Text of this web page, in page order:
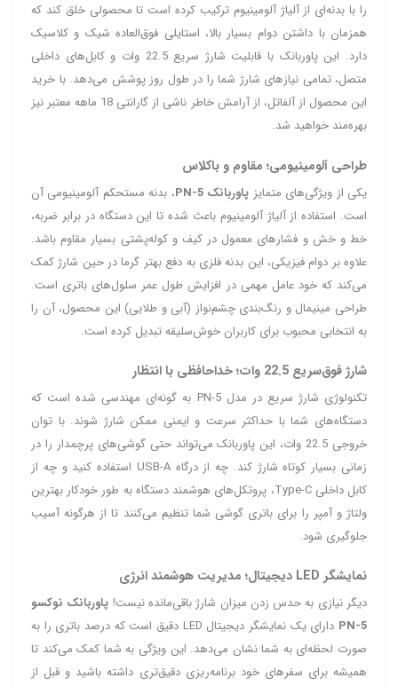
را با بدنه‌ای از آلیاژ آلومینیوم ترکیب کرده است تا محصولی خلق کند که
همزمان با داشتن دوام بسیار بالا، استایلی فوق‌العاده شیک و کلاسیک
دارد. این پاوربانک با قابلیت شارژ سریع 22.5 وات و کابل‌های داخلی
متصل، تمامی نیازهای شارژ شما را در طول روز پوشش می‌دهد. با خرید
این محصول از آلفاتل، از آرامش خاطر ناشی از گارانتی 18 ماهه معتبر نیز
بهره‌مند خواهید شد.
طراحی آلومینیومی؛ مقاوم و باکلاس
یکی از ویژگی‌های متمایز پاوربانک PN-5
، بدنه مستحکم آلومینیومی آن
است. استفاده از آلیاژ آلومینیوم باعث شده تا این دستگاه در برابر ضربه،
خط و خش و فشارهای معمول در کیف و کوله‌پشتی بسیار مقاوم باشد.
علاوه بر دوام فیزیکی، این بدنه فلزی به دفع بهتر گرما در حین شارژ کمک
می‌کند که خود عامل مهمی در افزایش طول عمر سلول‌های باتری است.
طراحی مینیمال و رنگ‌بندی چشم‌نواز (آبی و طلایی) این محصول، آن را
به انتخابی محبوب برای کاربران خوش‌سلیقه تبدیل کرده است.
شارژ فوق‌سریع 22.5 وات؛ خداحافظی با انتظار
تکنولوژی شارژ سریع در مدل PN-5 به گونه‌ای مهندسی شده است که
دستگاه‌های شما با حداکثر سرعت و ایمنی ممکن شارژ شوند. با توان
خروجی 22.5 وات، این پاوربانک می‌تواند حتی گوشی‌های پرچمدار را در
زمانی بسیار کوتاه شارژ کند. چه از درگاه USB-A استفاده کنید و چه از
کابل داخلی Type-C، پروتکل‌های هوشمند دستگاه به طور خودکار بهترین
ولتاژ و آمپر را برای باتری گوشی شما تنظیم می‌کنند تا از هرگونه آسیب
جلوگیری شود.
نمایشگر LED دیجیتال؛ مدیریت هوشمند انرژی
دیگر نیازی به حدس زدن میزان شارژ باقی‌مانده نیست! پاوربانک نوکسو
PN-5
دارای یک نمایشگر دیجیتال LED دقیق است که درصد باتری را به
صورت لحظه‌ای به شما نشان می‌دهد. این ویژگی به شما کمک می‌کند تا
همیشه برای سفرهای خود برنامه‌ریزی دقیق‌تری داشته باشید و قبل از